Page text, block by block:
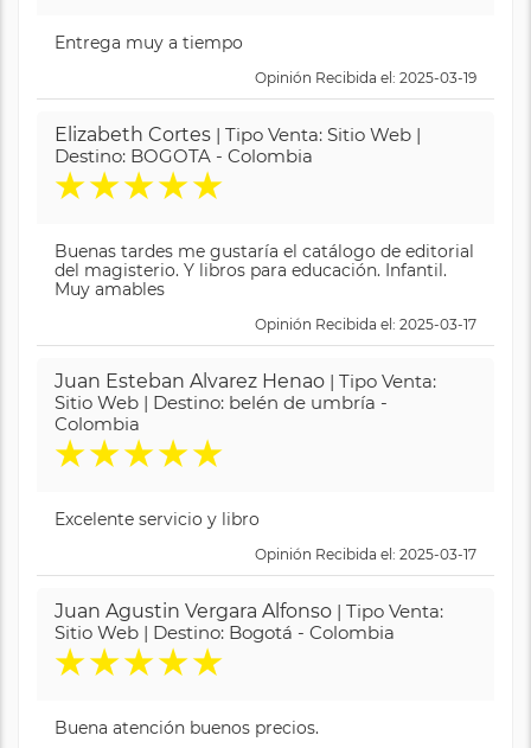
Entrega muy a tiempo
Opinión Recibida el: 2025-03-19
Elizabeth Cortes | Tipo Venta: Sitio Web |
Destino: BOGOTA - Colombia
★★★★★
Buenas tardes me gustaría el catálogo de editorial
del magisterio. Y libros para educación. Infantil.
Muy amables
Opinión Recibida el: 2025-03-17
Juan Esteban Alvarez Henao | Tipo Venta:
Sitio Web | Destino: belén de umbría -
Colombia
★★★★★
Excelente servicio y libro
Opinión Recibida el: 2025-03-17
Juan Agustin Vergara Alfonso | Tipo Venta:
Sitio Web | Destino: Bogotá - Colombia
★★★★★
Buena atención buenos precios.